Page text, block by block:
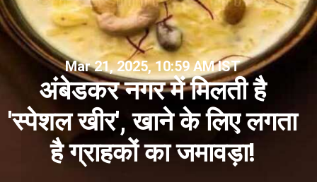
Mar 21, 2025, 10:59 AM IST
अंबेडकर नगर में मिलती है
'स्पेशल खीर', खाने के लिए लगता
है ग्राहकों का जमावड़ा!